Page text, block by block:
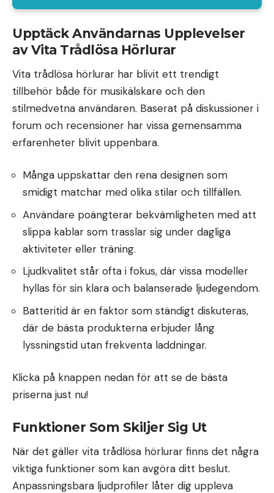
Upptäck Användarnas Upplevelser
av Vita Trådlösa Hörlurar
Vita trådlösa hörlurar har blivit ett trendigt
tillbehör både för musikälskare och den
stilmedvetna användaren. Baserat på diskussioner i
forum och recensioner har vissa gemensamma
erfarenheter blivit uppenbara.
Många uppskattar den rena designen som
smidigt matchar med olika stilar och tillfällen.
Användare poängterar bekvämligheten med att
slippa kablar som trasslar sig under dagliga
aktiviteter eller träning.
Ljudkvalitet står ofta i fokus, där vissa modeller
hyllas för sin klara och balanserade ljudegendom.
Batteritid är en faktor som ständigt diskuteras,
där de bästa produkterna erbjuder lång
lyssningstid utan frekventa laddningar.
Klicka på knappen nedan för att se de bästa
priserna just nu!
Funktioner Som Skiljer Sig Ut
När det gäller vita trådlösa hörlurar finns det några
viktiga funktioner som kan avgöra ditt beslut.
Anpassningsbara ljudprofiler låter dig uppleva